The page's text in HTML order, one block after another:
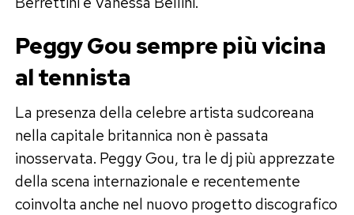
Peggy Gou sempre più vicina
al tennista
La presenza della celebre artista sudcoreana
nella capitale britannica non è passata
inosservata. Peggy Gou, tra le dj più apprezzate
della scena internazionale e recentemente
coinvolta anche nel nuovo progetto discografico